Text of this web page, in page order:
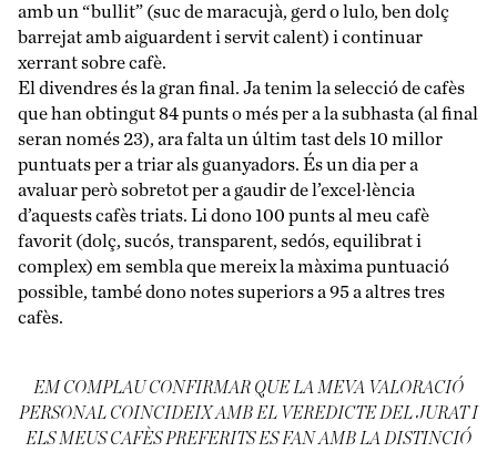
amb un “bullit” (suc de maracujà, gerd o lulo, ben dolç
barrejat amb aiguardent i servit calent) i continuar
xerrant sobre cafè.
El divendres és la gran final. Ja tenim la selecció de cafès
que han obtingut 84 punts o més per a la subhasta (al final
seran només 23), ara falta un últim tast dels 10 millor
puntuats per a triar als guanyadors. És un dia per a
avaluar però sobretot per a gaudir de l’excel·lència
d’aquests cafès triats. Li dono 100 punts al meu cafè
favorit (dolç, sucós, transparent, sedós, equilibrat i
complex) em sembla que mereix la màxima puntuació
possible, també dono notes superiors a 95 a altres tres
cafès.
EM COMPLAU CONFIRMAR QUE LA MEVA VALORACIÓ
PERSONAL COINCIDEIX AMB EL VEREDICTE DEL JURAT I
ELS MEUS CAFÈS PREFERITS ES FAN AMB LA DISTINCIÓ